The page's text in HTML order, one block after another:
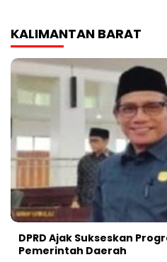
KALIMANTAN BARAT
DPRD Ajak Sukseskan
Pemerintah Daerah